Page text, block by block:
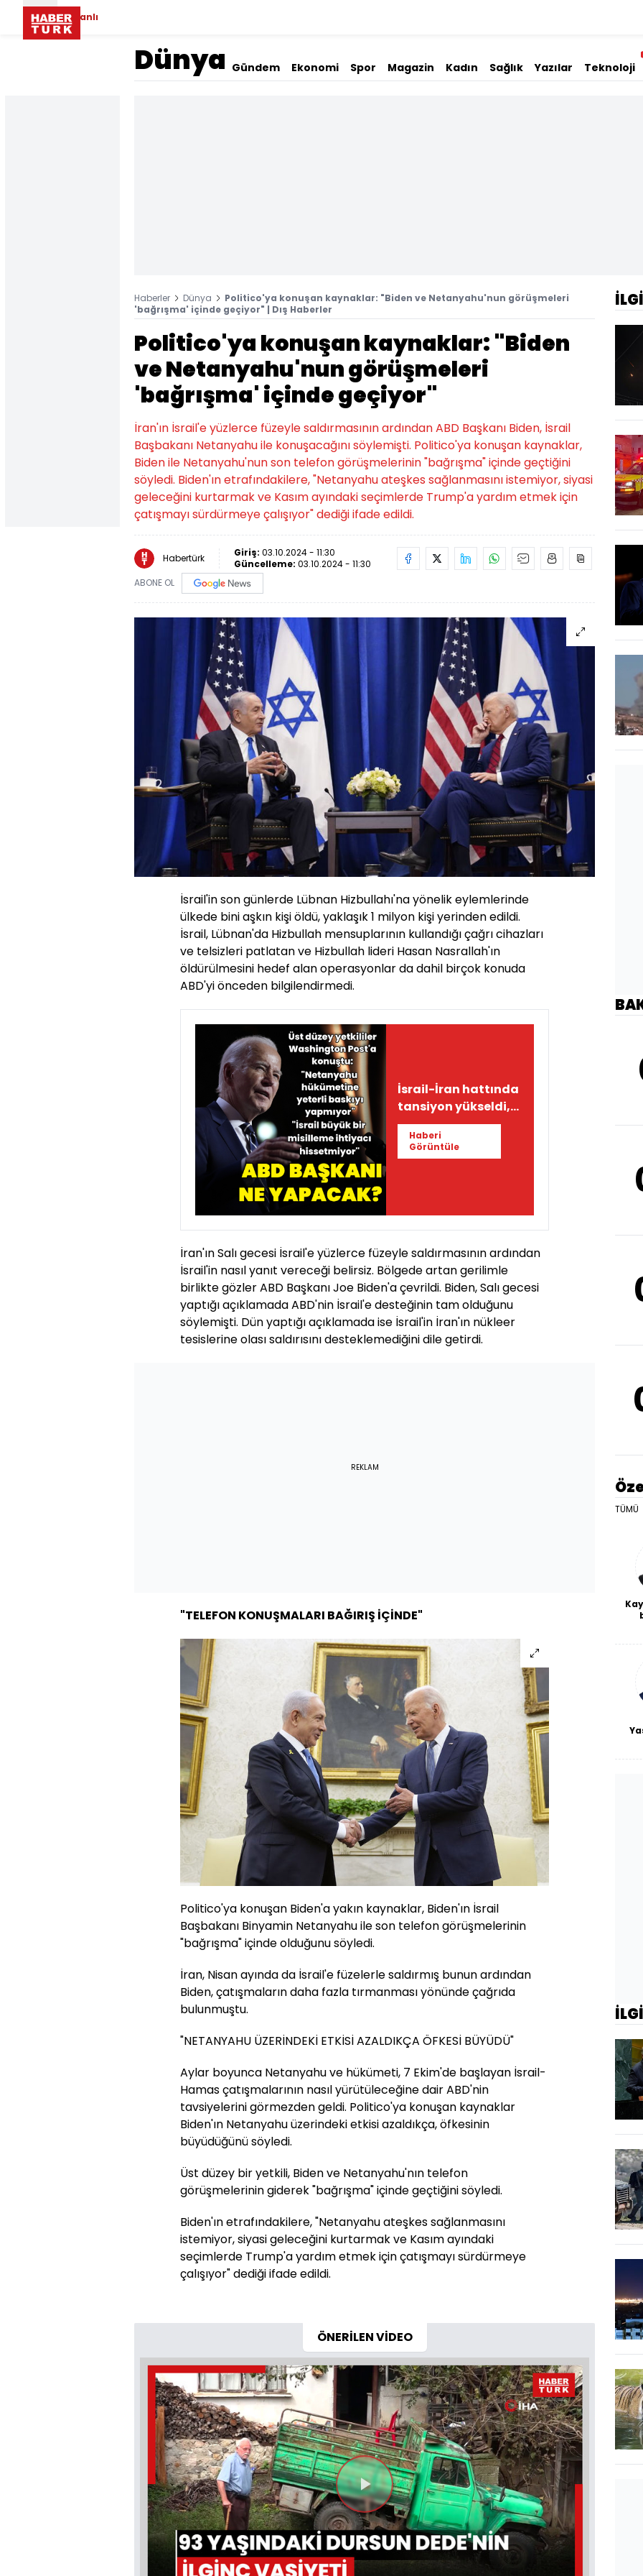
Canlı
Dünya Gündem Ekonomi Spor Magazin Kadın Sağlık Yazılar Teknoloji
Haberler Dünya
Politico'ya konuşan kaynaklar: "Biden ve Netanyahu'nun görüşmeleri
'bağrışma' içinde geçiyor" | Dış Haberler
Politico'ya konuşan kaynaklar: "Biden
ve Netanyahu'nun görüşmeleri
'bağrışma' içinde geçiyor"
İran'ın İsrail'e yüzlerce füzeyle saldırmasının ardından ABD Başkanı Biden, İsrail
Başbakanı Netanyahu ile konuşacağını söylemişti. Politico'ya konuşan kaynaklar,
Biden ile Netanyahu'nun son telefon görüşmelerinin "bağrışma" içinde geçtiğini
söyledi. Biden'ın etrafındakilere, "Netanyahu ateşkes sağlanmasını istemiyor, siyasi
geleceğini kurtarmak ve Kasım ayındaki seçimlerde Trump'a yardım etmek için
çatışmayı sürdürmeye çalışıyor" dediği ifade edildi.
Habertürk Giriş: 03.10.2024 - 11:30
Güncelleme: 03.10.2024 - 11:30
ABONE OL
İsrail'in son günlerde Lübnan Hizbullahı'na yönelik eylemlerinde
ülkede bini aşkın kişi öldü, yaklaşık 1 milyon kişi yerinden edildi.
İsrail, Lübnan'da Hizbullah mensuplarının kullandığı çağrı cihazları
ve telsizleri patlatan ve Hizbullah lideri Hasan Nasrallah'ın
öldürülmesini hedef alan operasyonlar da dahil birçok konuda
ABD'yi önceden bilgilendirmedi.
İsrail-İran hattında
tansiyon yükseldi,
gözler Biden'da
Haberi
Görüntüle
İran'ın Salı gecesi İsrail'e yüzlerce füzeyle saldırmasının ardından
İsrail'in nasıl yanıt vereceği belirsiz. Bölgede artan gerilimle
birlikte gözler ABD Başkanı Joe Biden'a çevrildi. Biden, Salı gecesi
yaptığı açıklamada ABD'nin İsrail'e desteğinin tam olduğunu
söylemişti. Dün yaptığı açıklamada ise İsrail'in İran'ın nükleer
tesislerine olası saldırısını desteklemediğini dile getirdi.
REKLAM
"TELEFON KONUŞMALARI BAĞIRIŞ İÇİNDE"
Politico'ya konuşan Biden'a yakın kaynaklar, Biden'ın İsrail
Başbakanı Binyamin Netanyahu ile son telefon görüşmelerinin
"bağrışma" içinde olduğunu söyledi.
İran, Nisan ayında da İsrail'e füzelerle saldırmış bunun ardından
Biden, çatışmaların daha fazla tırmanması yönünde çağrıda
bulunmuştu.
"NETANYAHU ÜZERİNDEKİ ETKİSİ AZALDIKÇA ÖFKESİ BÜYÜDÜ"
Aylar boyunca Netanyahu ve hükümeti, 7 Ekim'de başlayan İsrail-
Hamas çatışmalarının nasıl yürütüleceğine dair ABD'nin
tavsiyelerini görmezden geldi. Politico'ya konuşan kaynaklar
Biden'ın Netanyahu üzerindeki etkisi azaldıkça, öfkesinin
büyüdüğünü söyledi.
Üst düzey bir yetkili, Biden ve Netanyahu'nın telefon
görüşmelerinin giderek "bağrışma" içinde geçtiğini söyledi.
Biden'ın etrafındakilere, "Netanyahu ateşkes sağlanmasını
istemiyor, siyasi geleceğini kurtarmak ve Kasım ayındaki
seçimlerde Trump'a yardım etmek için çatışmayı sürdürmeye
çalışıyor" dediği ifade edildi.
ÖNERİLEN VİDEO
Videoyu
Oynat
TÜMÜ